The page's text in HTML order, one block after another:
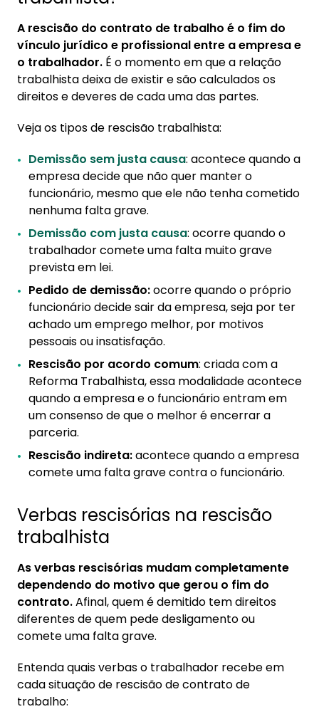
A rescisão do contrato de trabalho é o fim do
vínculo jurídico e profissional entre a empresa e
o trabalhador. É o momento em que a relação
trabalhista deixa de existir e são calculados os
direitos e deveres de cada uma das partes.
Veja os tipos de rescisão trabalhista:
Demissão sem justa causa: acontece quando a
empresa decide que não quer manter o
funcionário, mesmo que ele não tenha cometido
nenhuma falta grave.
Demissão com justa causa: ocorre quando o
trabalhador comete uma falta muito grave
prevista em lei.
Pedido de demissão:ocorre quando o próprio
funcionário decide sair da empresa, seja por ter
achado um emprego melhor, por motivos
pessoais ou insatisfação.
Rescisão por acordo comum: criada com a
Reforma Trabalhista, essa modalidade acontece
quando a empresa e o funcionário entram em
um consenso de que o melhor é encerrar a
parceria.
Rescisão indireta:acontece quando a empresa
comete uma falta grave contra o funcionário.
Verbas rescisórias na rescisão
trabalhista
As verbas rescisórias mudam completamente
dependendo do motivo que gerou o fim do
contrato.Afinal, quem é demitido tem direitos
diferentes de quem pede desligamento ou
comete uma falta grave.
Entenda quais verbas o trabalhador recebe em
cada situação de rescisão de contrato de
trabalho: